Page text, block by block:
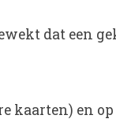
dat een
kaarten) en